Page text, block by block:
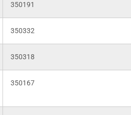
350191
350332
350318
350167